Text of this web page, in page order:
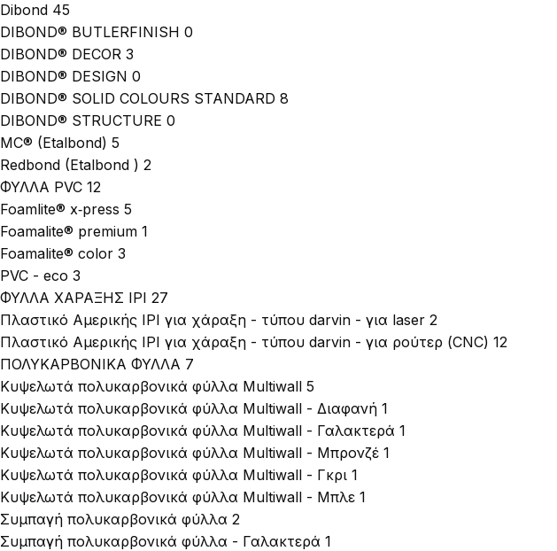
Dibond 45
DIBOND® BUTLERFINISH 0
DIBOND® DECOR 3
DIBOND® DESIGN 0
DIBOND® SOLID COLOURS STANDARD 8
DIBOND® STRUCTURE 0
MC® (Etalbond) 5
Redbond (Etalbond ) 2
ΦΥΛΛΑ PVC 12
Foamlite® x‑press 5
Foamalite® premium 1
Foamalite® color 3
PVC - eco 3
ΦΥΛΛΑ ΧΑΡΑΞΗΣ IPI 27
Πλαστικό Αμερικής IPI για χάραξη - τύπου darvin - για laser 2
Πλαστικό Αμερικής IPI για χάραξη - τύπου darvin - για ρούτερ (CNC) 12
ΠΟΛΥΚΑΡΒΟΝΙΚΑ ΦΥΛΛΑ 7
Κυψελωτά πολυκαρβονικά φύλλα Multiwall 5
Κυψελωτά πολυκαρβονικά φύλλα Multiwall - Διαφανή 1
Κυψελωτά πολυκαρβονικά φύλλα Multiwall - Γαλακτερά 1
Κυψελωτά πολυκαρβονικά φύλλα Multiwall - Μπρονζέ 1
Κυψελωτά πολυκαρβονικά φύλλα Multiwall - Γκρι 1
Κυψελωτά πολυκαρβονικά φύλλα Multiwall - Μπλε 1
Συμπαγή πολυκαρβονικά φύλλα 2
Συμπαγή πολυκαρβονικά φύλλα - Γαλακτερά 1